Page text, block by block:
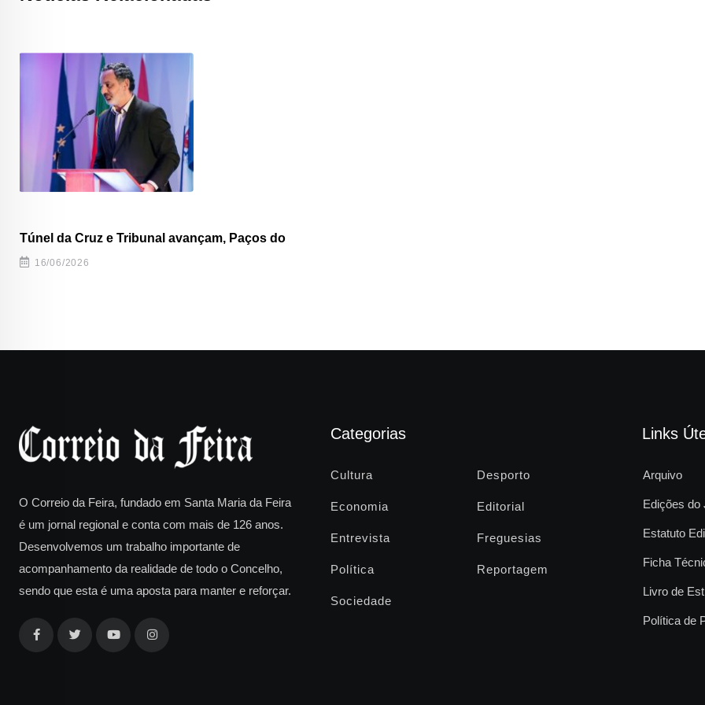
Túnel da Cruz e Tribunal avançam, Paços do
16/06/2026
O Correio da Feira, fundado em Santa Maria da Feira
é um jornal regional e conta com mais de 126 anos.
Desenvolvemos um trabalho importante de
acompanhamento da realidade de todo o Concelho,
sendo que esta é uma aposta para manter e reforçar.
Categorias
Cultura Desporto
Economia Editorial
Entrevista Freguesias
Política Reportagem
Sociedade
Links
Arquivo
Edições do
Estatuto
Ficha
Livro de
Política de